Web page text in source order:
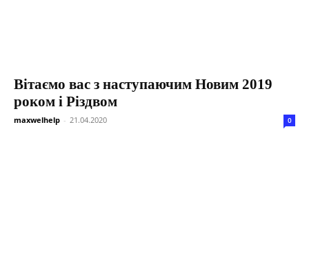
Вітаємо вас з наступаючим Новим 2019
роком і Різдвом
maxwelhelp - 21.04.2020 0